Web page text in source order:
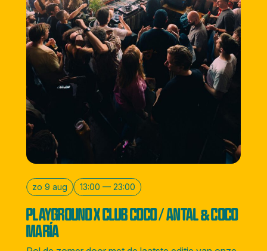
zo 9 aug 13:00 — 23:00
PLAYGROUND X CLUB COCO / ANTAL & COCO
MARÍA